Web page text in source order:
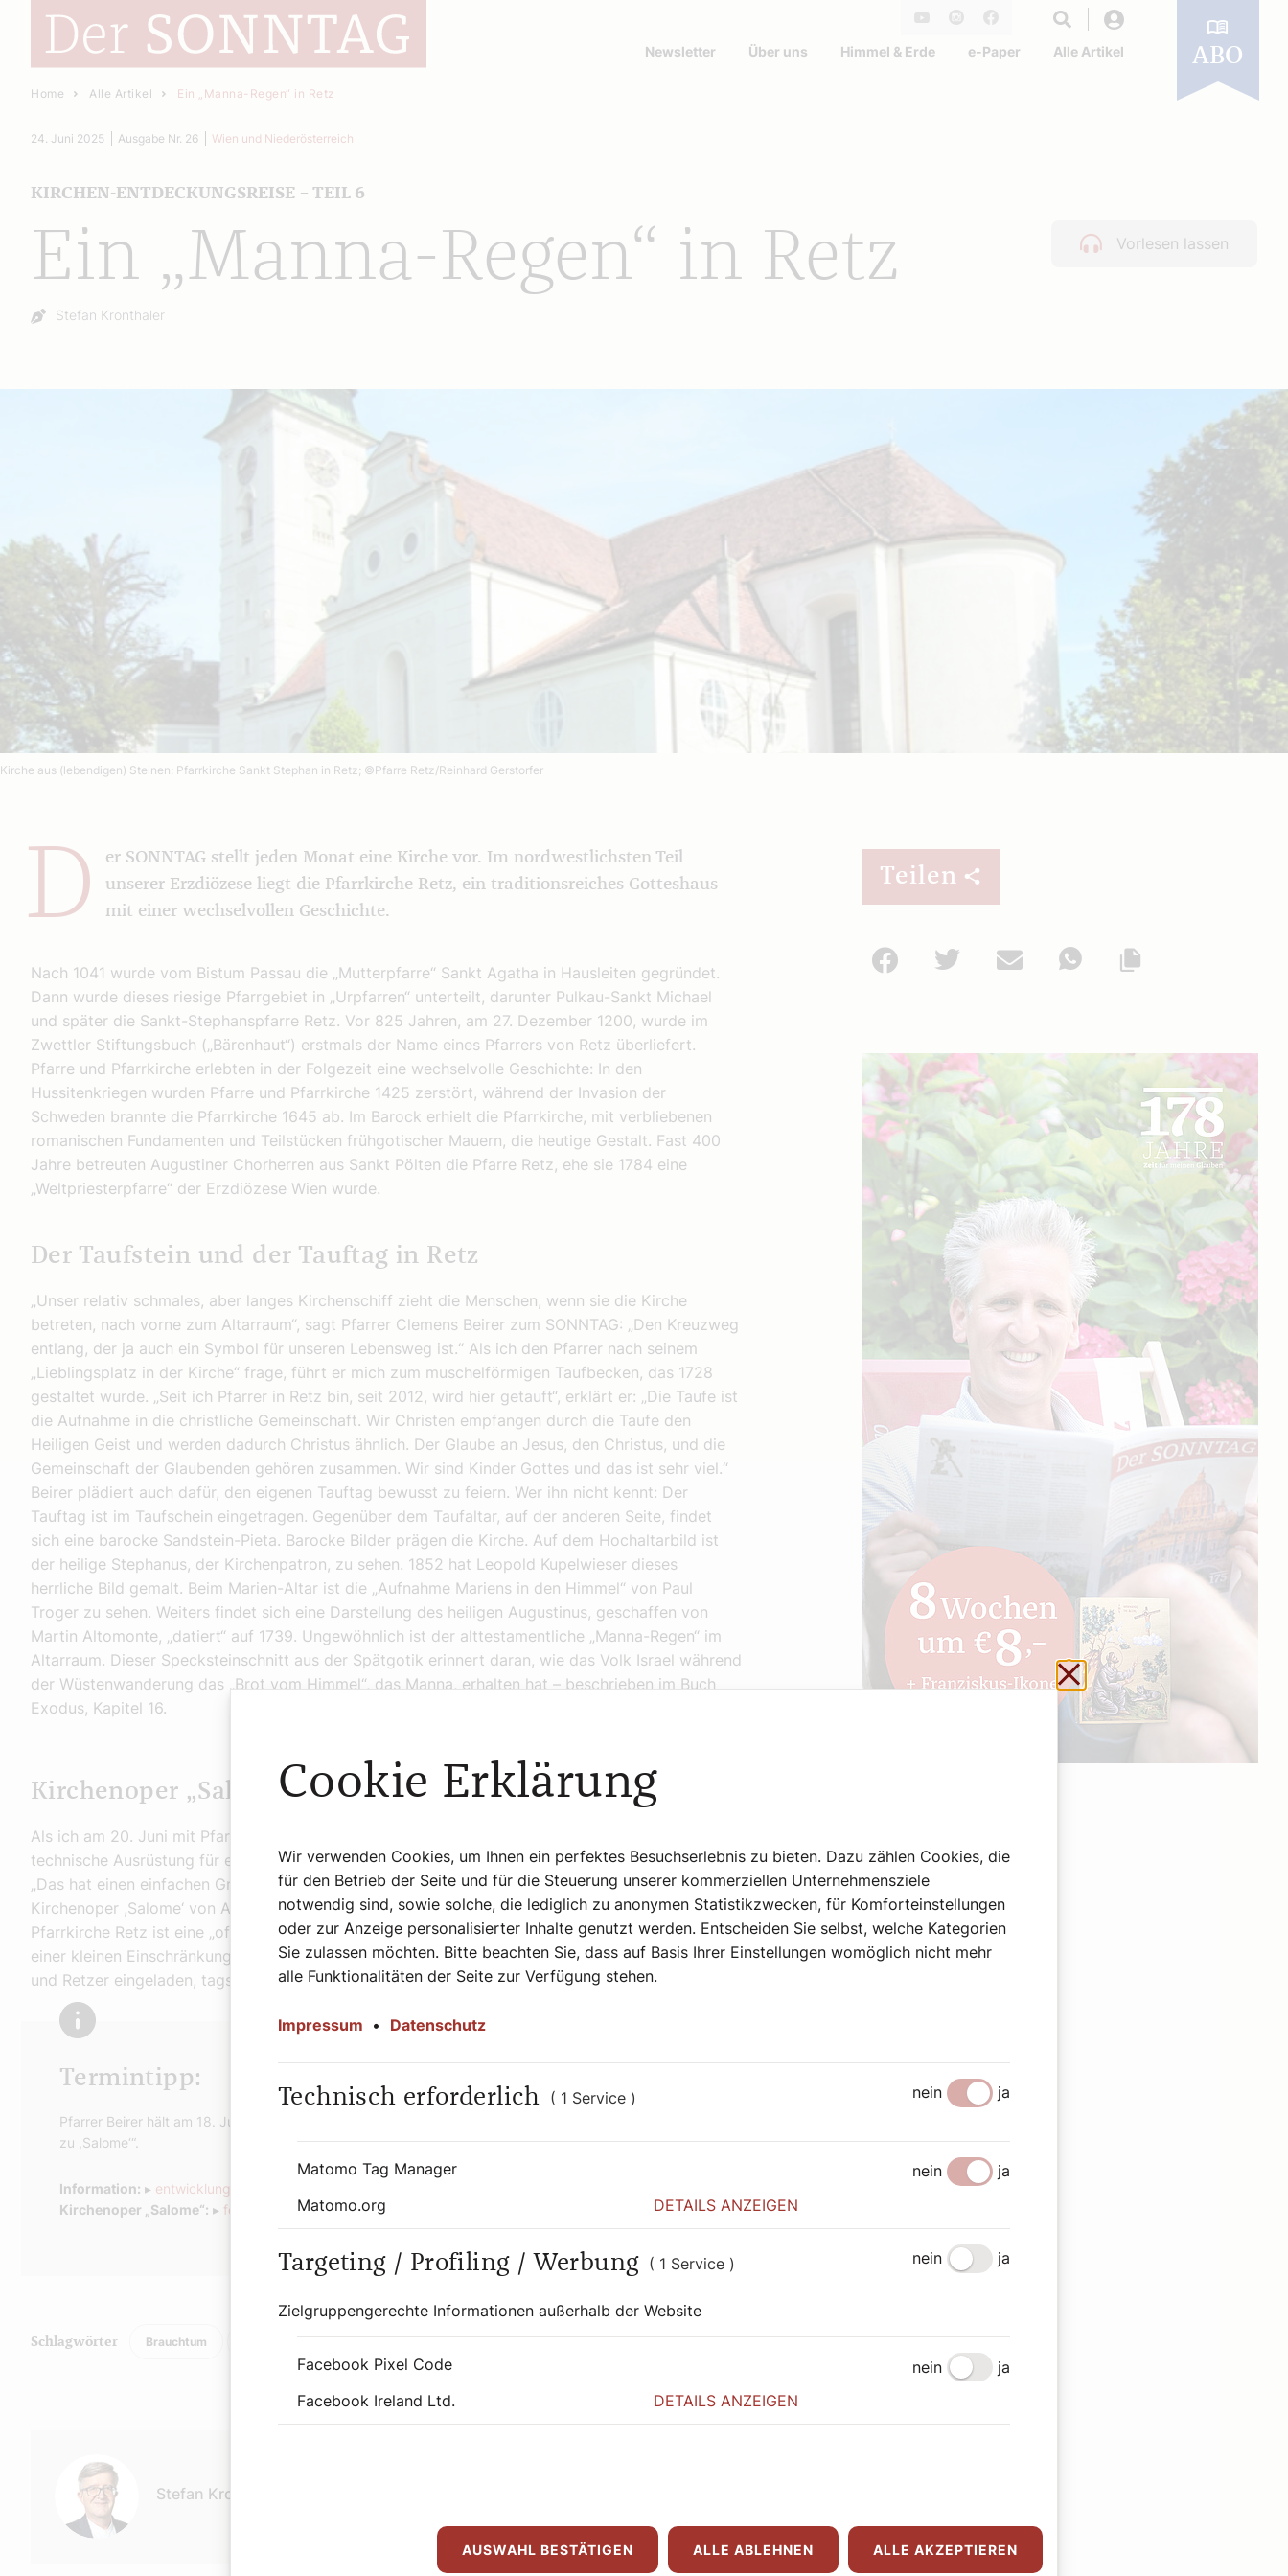
Facebook
Newsletter Über uns Himmel & Erde e-Paper Alle Artikel ABO
Home Alle Artikel Ein „Manna-Regen“ in Retz
Vorlesen lassen
Ein „Manna-Regen“ in Retz
KIRCHEN-ENTDECKUNGSREISE – TEIL 6
24. Juni 2025 Ausgabe Nr. 26 Wien und Niederösterreich
Autor:
Stefan Kronthaler
Kirche aus (lebendigen) Steinen: Pfarrkirche Sankt Stephan in Retz; ©Pfarre Retz/Reinhard Gerstorfer
D
er SONNTAG stellt jeden Monat eine Kirche vor. Im nordwestlichsten Teil
unserer Erzdiözese liegt die Pfarrkirche Retz, ein traditionsreiches Gotteshaus
mit einer wechselvollen Geschichte.
Nach 1041 wurde vom Bistum Passau die „Mutterpfarre“ Sankt Agatha in Hausleiten gegründet.
Dann wurde dieses riesige Pfarrgebiet in „Urpfarren“ unterteilt, darunter Pulkau-Sankt Michael
und später die Sankt-Stephanspfarre Retz. Vor 825 Jahren, am 27. Dezember 1200, wurde im
Zwettler Stiftungsbuch („Bärenhaut“) erstmals der Name eines Pfarrers von Retz überliefert.
Pfarre und Pfarrkirche erlebten in der Folgezeit eine wechselvolle Geschichte: In den
Hussitenkriegen wurden Pfarre und Pfarrkirche 1425 zerstört, während der Invasion der
Schweden brannte die Pfarrkirche 1645 ab. Im Barock erhielt die Pfarrkirche, mit verbliebenen
romanischen Fundamenten und Teilstücken frühgotischer Mauern, die heutige Gestalt. Fast 400
Jahre betreuten Augustiner Chorherren aus Sankt Pölten die Pfarre Retz, ehe sie 1784 eine
„Weltpriesterpfarre“ der Erzdiözese Wien wurde.
Der Taufstein und der Tauftag in Retz
„Unser relativ schmales, aber langes Kirchenschiff zieht die Menschen, wenn sie die Kirche
betreten, nach vorne zum Altarraum“, sagt Pfarrer Clemens Beirer zum SONNTAG: „Den Kreuzweg
entlang, der ja auch ein Symbol für unseren Lebensweg ist.“ Als ich den Pfarrer nach seinem
„Lieblingsplatz in der Kirche“ frage, führt er mich zum muschelförmigen Taufbecken, das 1728
gestaltet wurde. „Seit ich Pfarrer in Retz bin, seit 2012, wird hier getauft“, erklärt er: „Die Taufe ist
die Aufnahme in die christliche Gemeinschaft. Wir Christen empfangen durch die Taufe den
Heiligen Geist und werden dadurch Christus ähnlich. Der Glaube an Jesus, den Christus, und die
Gemeinschaft der Glaubenden gehören zusammen. Wir sind Kinder Gottes und das ist sehr viel.“
Beirer plädiert auch dafür, den eigenen Tauftag bewusst zu feiern. Wer ihn nicht kennt: Der
Tauftag ist im Taufschein eingetragen. Gegenüber dem Taufaltar, auf der anderen Seite, findet
sich eine barocke Sandstein-Pieta. Barocke Bilder prägen die Kirche. Auf dem Hochaltarbild ist
der heilige Stephanus, der Kirchenpatron, zu sehen. 1852 hat Leopold Kupelwieser dieses
herrliche Bild gemalt. Beim Marien-Altar ist die „Aufnahme Mariens in den Himmel“ von Paul
Troger zu sehen. Weiters findet sich eine Darstellung des heiligen Augustinus, geschaffen von
Martin Altomonte, „datiert“ auf 1739. Ungewöhnlich ist der alttestamentliche „Manna-Regen“ im
Altarraum. Dieser Specksteinschnitt aus der Spätgotik erinnert daran, wie das Volk Israel während
der Wüstenwanderung das „Brot vom Himmel“, das Manna, erhalten hat – beschrieben im Buch
Exodus, Kapitel 16.
Kirchenoper „Salome“ in der Kirche in Retz
Als ich am 20. Juni mit Pfarrer Beirer die Kirche besichtige, sind manche Bilder verhüllt und die
technische Ausrüstung für eine multimediale Inszenierung ist überall gegenwärtig in der Kirche.
„Das hat einen einfachen Grund“, klärt mich der Pfarrer auf: „Im Juli wird in der Pfarrkirche die
Kirchenoper ,Salome‘ von Antonio Maria Bononcini im Rahmen des ,Festival Retz‘ präsentiert.“ Die
Pfarrkirche Retz ist eine „offene Kirche“: „Sieben Tage in der Woche, von 8:00 bis 18:00 Uhr.“ Mit
einer kleinen Einschränkung während der Festivalzeit im Juli. Aber selbst hier sind die Retzerinnen
und Retzer eingeladen, tagsüber zur Anbetung in die Kirche zu kommen.
Termintipp:
Pfarrer Beirer hält am 18. Juli um 18:00 Uhr im „Kulturhaus Schüttkasten“ eine „Theologische Reflexion
zu ,Salome‘“.
Information: ▸ entwicklungsraum-retz.at
Kirchenoper „Salome“: ▸ festivalretz.at
Schlagwörter Brauchtum Kultur Religion
Stefan Kronthaler
Teilen
Facebook
Twitter Mail
WhatsApp
Schließen ohne zu
Cookie Erklärung
Wir verwenden Cookies, um Ihnen ein perfektes Besuchserlebnis zu bieten. Dazu zählen Cookies, die
für den Betrieb der Seite und für die Steuerung unserer kommerziellen Unternehmensziele
notwendig sind, sowie solche, die lediglich zu anonymen Statistikzwecken, für Komforteinstellungen
oder zur Anzeige personalisierter Inhalte genutzt werden. Entscheiden Sie selbst, welche Kategorien
Sie zulassen möchten. Bitte beachten Sie, dass auf Basis Ihrer Einstellungen womöglich nicht mehr
alle Funktionalitäten der Seite zur Verfügung stehen.
Impressum • Datenschutz
Technisch erforderlich ( 1 Service ) nein ja
Matomo Tag Manager nein
ja
Matomo.org
DETAILS ANZEIGEN
Targeting / Profiling / Werbung ( 1 Service )
Zielgruppengerechte Informationen außerhalb der Website
nein ja
Facebook Pixel Code nein
ja
Facebook Ireland Ltd.
DETAILS ANZEIGEN
AUSWAHL BESTÄTIGEN ALLE ABLEHNEN ALLE AKZEPTIEREN